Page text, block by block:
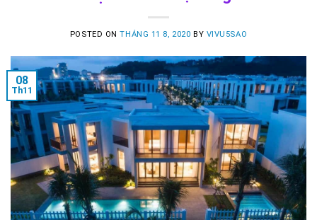
POSTED ONTHÁNG 11 8, 2020 BY VIVU5SAO
08
Th11